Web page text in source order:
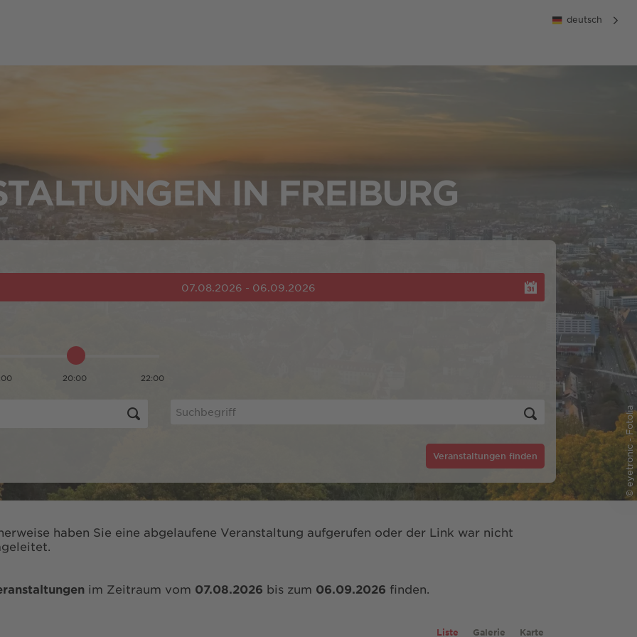
deutsch
© eyetronic - Fotolia
IN FREIBURG
07.08.2026 - 06.09.2026
20:00 22:00
Veranstaltungen finden
haben Sie eine abgelaufene Veranstaltung aufgerufen oder der Link war nicht
im Zeitraum vom 07.08.2026 bis zum 06.09.2026 finden.
Liste Galerie Karte